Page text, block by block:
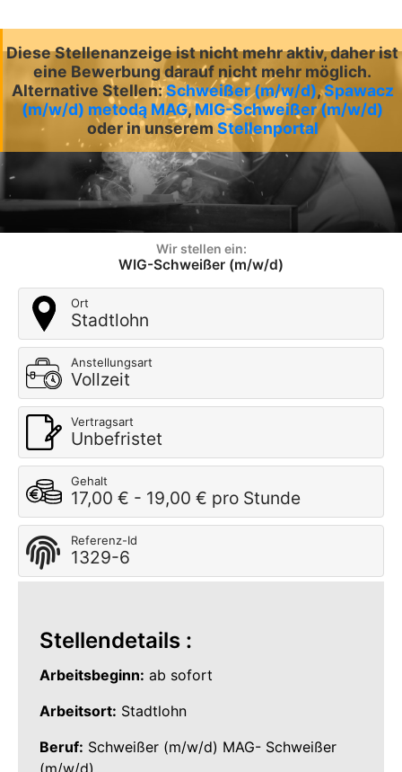
Diese Stellenanzeige ist nicht mehr aktiv, daher ist
eine Bewerbung darauf nicht mehr möglich.
Alternative Stellen:Schweißer (m/w/d),Spawacz
(m/w/d) metodą MAG,MIG-Schweißer (m/w/d)
oder in unserem Stellenportal
Wir stellen ein:
WIG-Schweißer (m/w/d)
Ort
Stadtlohn
Anstellungsart
Vollzeit
Vertragsart
Unbefristet
Gehalt
17,00 € - 19,00 € pro Stunde
Referenz-Id
1329-6
Stellendetails :
Arbeitsbeginn: ab sofort
Arbeitsort: Stadtlohn
Beruf: Schweißer (m/w/d) MAG- Schweißer